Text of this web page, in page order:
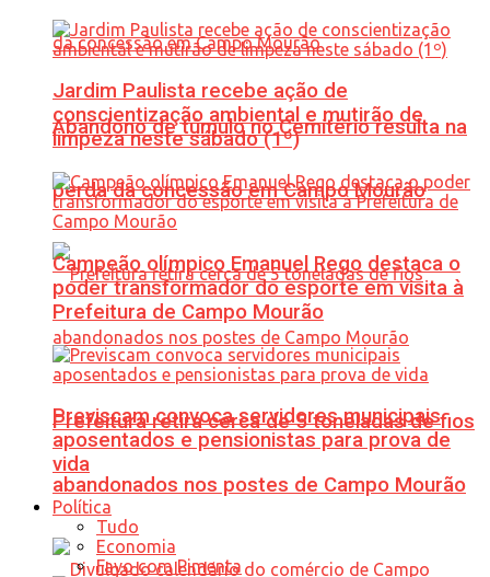
Abandono de túmulo no Cemitério resulta na
perda da concessão em Campo Mourão
Prefeitura retira cerca de 5 toneladas de fios
abandonados nos postes de Campo Mourão
Jardim Paulista recebe ação de
conscientização ambiental e mutirão de
limpeza neste sábado (1º)
Campeão olímpico Emanuel Rego destaca o
poder transformador do esporte em visita à
Prefeitura de Campo Mourão
Previscam convoca servidores municipais
aposentados e pensionistas para prova de
vida
Política
Tudo
Economia
Favo com Pimenta